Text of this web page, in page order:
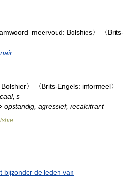
meervoud: Bolshies〉
〈Brits-
〉
〈Brits-Engels; informeel〉
s
opstandig, agressief, recalcitrant
bijzonder de leden van